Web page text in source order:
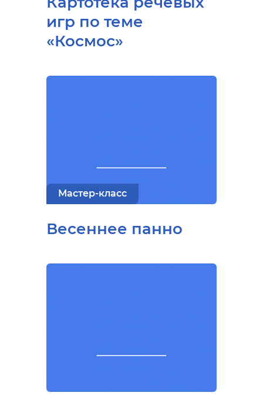
игр по теме
«Космос»
Мастер-класс
Весеннее панно